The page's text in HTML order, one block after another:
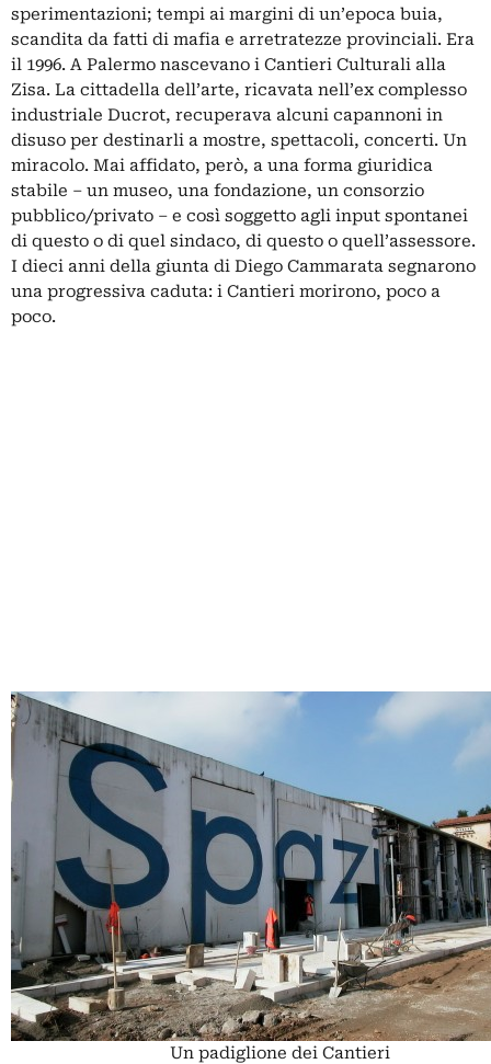
sperimentazioni; tempi ai margini di un’epoca buia,
scandita da fatti di mafia e arretratezze provinciali. Era
il 1996. A Palermo nascevano i Cantieri Culturali alla
Zisa. La cittadella dell’arte, ricavata nell’ex complesso
industriale Ducrot, recuperava alcuni capannoni in
disuso per destinarli a mostre, spettacoli, concerti. Un
miracolo. Mai affidato, però, a una forma giuridica
stabile – un museo, una fondazione, un consorzio
pubblico/privato – e così soggetto agli input spontanei
di questo o di quel sindaco, di questo o quell’assessore.
I dieci anni della giunta di Diego Cammarata segnarono
una progressiva caduta: i Cantieri morirono, poco a
poco.
Un padiglione dei Cantieri